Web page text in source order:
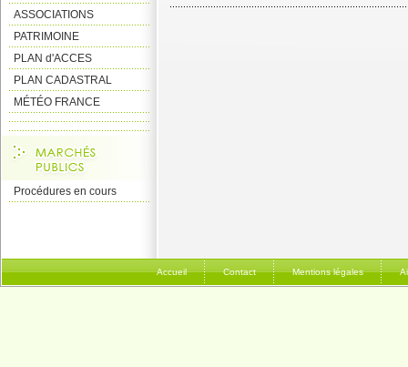
ASSOCIATIONS
PATRIMOINE
PLAN d'ACCES
PLAN CADASTRAL
MÉTÉO FRANCE
Procédures en cours
Accueil Contact Mentions légales